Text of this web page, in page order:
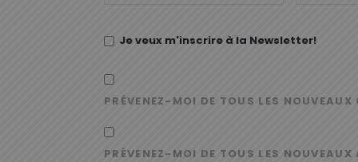
Je veux m'inscrire à la Newsletter!
PRÉVENEZ-MOI DE TOUS LES
PRÉVENEZ-MOI DE TOUS LES